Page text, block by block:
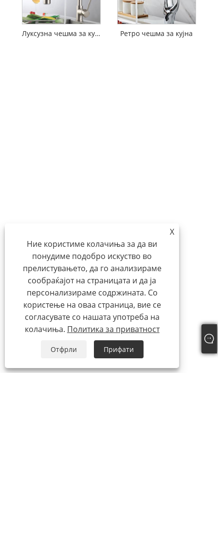
Луксузна чешма за кујна Ретро чешма за кујна
X
Ние користиме колачиња за да ви
понудиме подобро искуство во
прелистувањето, да го анализираме
сообраќајот на страницата и да ја
персонализираме содржината. Со
користење на оваа страница, вие се
согласувате со нашата употреба на
колачиња. Политика за приватност
Отфрли Прифати